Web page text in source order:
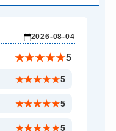
8,800円～(税込)
8,800円～(税込)
14,300円～(税込)
11,000円～(税込)
2026-08-04
★★★★★5
★★★★★5
★★★★★5
★★★★★5